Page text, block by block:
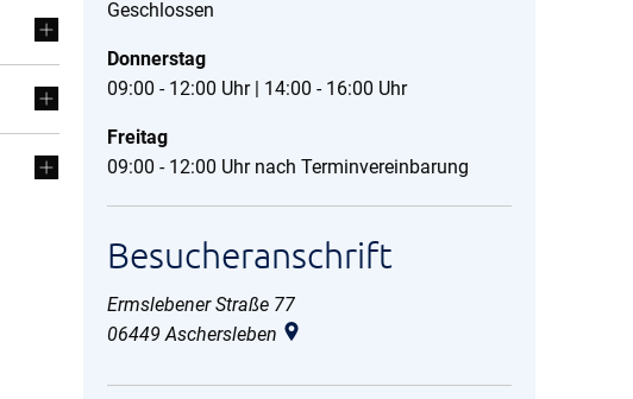
Geschlossen
Donnerstag
09:00 - 12:00 Uhr | 14:00 - 16:00 Uhr
Freitag
09:00 - 12:00 Uhr nach Terminvereinbarung
Besucheranschrift
Ermslebener Straße 77
06449 Aschersleben